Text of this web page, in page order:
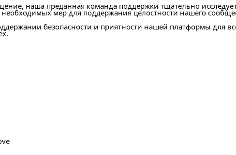
наша преданная команда поддержки тщательно
необходимых мер для поддержания целостности нашего
безопасности и приятности нашей платформы для